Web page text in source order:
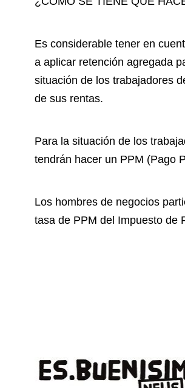
Es considerable tener en
a aplicar retención agregada
situación de los trabajadores
de sus rentas.
Para la situación de los
tendrán hacer un PPM (Pago
Los hombres de negocios
tasa de PPM del Impuesto de